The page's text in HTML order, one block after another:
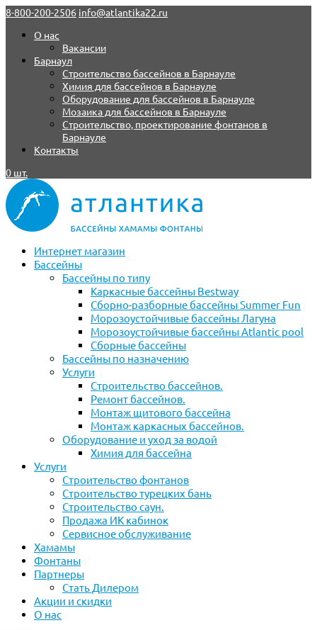
8-800-200-2506 info@atlantika22.ru
О нас
Вакансии
Барнаул
Строительство бассейнов в Барнауле
Химия для бассейнов в Барнауле
Оборудование для бассейнов в Барнауле
Мозаика для бассейнов в Барнауле
Строительство, проектирование фонтанов в
Барнауле
Контакты
0 шт.
Интернет магазин
Бассейны
Бассейны по типу
Каркасные бассейны Bestway
Сборно-разборные бассейны Summer Fun
Морозоустойчивые бассейны Лагуна
Морозоустойчивые бассейны Atlantic pool
Сборные бассейны
Бассейны по назначению
Услуги
Строительство бассейнов.
Ремонт бассейнов.
Монтаж щитового бассейна
Монтаж каркасных бассейнов.
Оборудование и уход за водой
Химия для бассейна
Услуги
Строительство фонтанов
Строительство турецких бань
Строительство саун.
Продажа ИК кабинок
Сервисное обслуживание
Хамамы
Фонтаны
Партнеры
Стать Дилером
Акции и скидки
О нас